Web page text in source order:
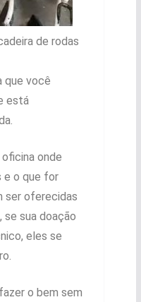
de rodas
que você
está
onde
e o que for
ser oferecidas
sua doação
eles se
o bem sem